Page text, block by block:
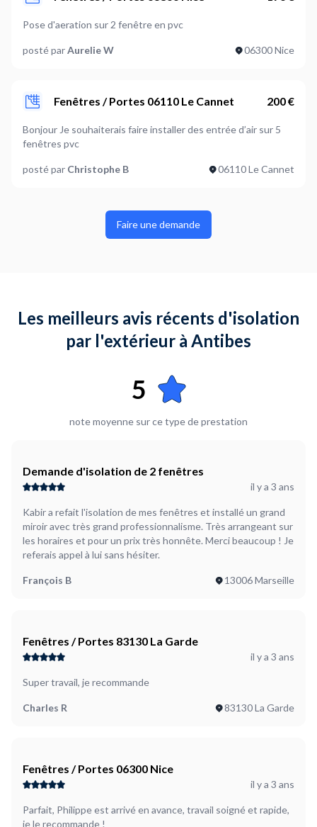
Pose d'aeration sur 2 fenêtre en pvc
posté parAurelie W 06300 Nice
Fenêtres / Portes 06110 Le Cannet 200 €
Bonjour Je souhaiterais faire installer des entrée d’air sur 5
fenêtres pvc
posté par Christophe B 06110 Le Cannet
Faire une demande
Les meilleurs avis récents d'isolation
par l'extérieur à Antibes
5
note moyenne sur ce type de prestation
Demande d'isolation de 2 fenêtres
il y a 3 ans
Kabir a refait l'isolation de mes fenêtres et installé un grand
miroir avec très grand professionnalisme. Très arrangeant sur
les horaires et pour un prix très honnête. Merci beaucoup ! Je
referais appel à lui sans hésiter.
François B 13006 Marseille
Fenêtres / Portes 83130 La Garde
il y a 3 ans
Super travail, je recommande
Charles R 83130 La Garde
Fenêtres / Portes 06300 Nice
il y a 3 ans
Parfait, Philippe est arrivé en avance, travail soigné et rapide,
je le recommande !